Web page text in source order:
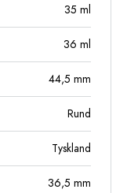
35 ml
36 ml
44,5 mm
Rund
Tyskland
36,5 mm